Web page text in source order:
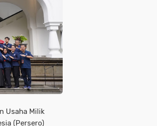
Usaha Milik
(Persero)